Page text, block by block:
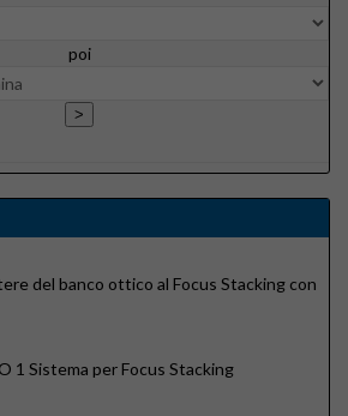
poi
del banco ottico al Focus Stacking con
1 Sistema per Focus Stacking